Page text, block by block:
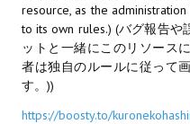
Новости
Новости Архив
МОДЫ ДЛЯ ИГР
resource, as the
to its own rules.) (バグ報告や
ットと一緒にこのリソース
者は独自のルールに従って
す。))
https://boosty.to/